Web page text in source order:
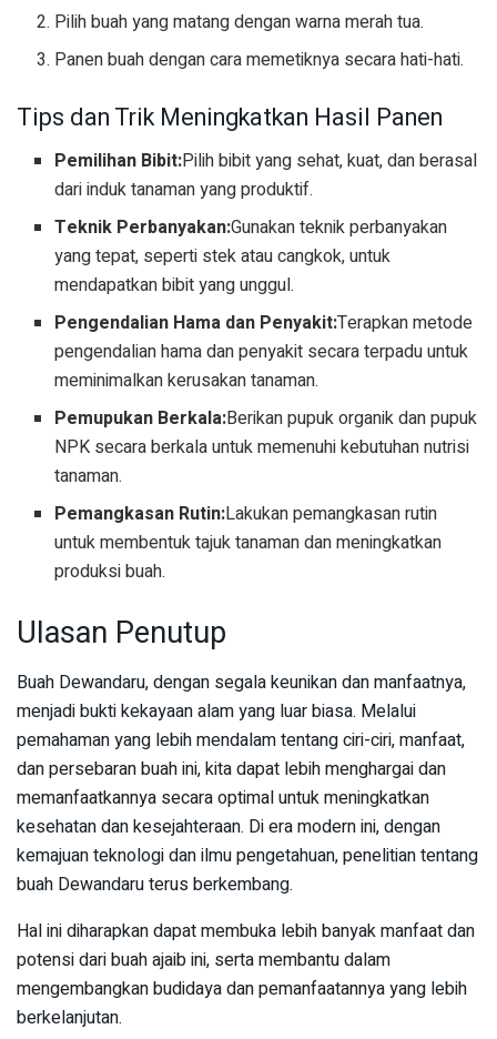
Pilih buah yang matang dengan warna merah tua.
Panen buah dengan cara memetiknya secara hati-hati.
Tips dan Trik Meningkatkan Hasil Panen
Pemilihan Bibit:Pilih bibit yang sehat, kuat, dan berasal
dari induk tanaman yang produktif.
Teknik Perbanyakan:Gunakan teknik perbanyakan
yang tepat, seperti stek atau cangkok, untuk
mendapatkan bibit yang unggul.
Pengendalian Hama dan Penyakit:Terapkan metode
pengendalian hama dan penyakit secara terpadu untuk
meminimalkan kerusakan tanaman.
Pemupukan Berkala:Berikan pupuk organik dan pupuk
NPK secara berkala untuk memenuhi kebutuhan nutrisi
tanaman.
Pemangkasan Rutin:Lakukan pemangkasan rutin
untuk membentuk tajuk tanaman dan meningkatkan
produksi buah.
Ulasan Penutup
Buah Dewandaru, dengan segala keunikan dan manfaatnya,
menjadi bukti kekayaan alam yang luar biasa. Melalui
pemahaman yang lebih mendalam tentang ciri-ciri, manfaat,
dan persebaran buah ini, kita dapat lebih menghargai dan
memanfaatkannya secara optimal untuk meningkatkan
kesehatan dan kesejahteraan. Di era modern ini, dengan
kemajuan teknologi dan ilmu pengetahuan, penelitian tentang
buah Dewandaru terus berkembang.
Hal ini diharapkan dapat membuka lebih banyak manfaat dan
potensi dari buah ajaib ini, serta membantu dalam
mengembangkan budidaya dan pemanfaatannya yang lebih
berkelanjutan.